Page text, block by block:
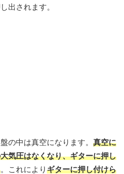
出されます。
の中は真空になります。 真空に
気圧はなくなり、ギターに押し
。これにより ギターに押し付けら